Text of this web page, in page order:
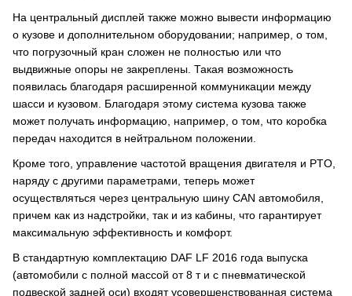
На центральный дисплей также можно вывести информацию
о кузове и дополнительном оборудовании; например, о том,
что погрузочный кран сложен не полностью или что
выдвижные опоры не закреплены. Такая возможность
появилась благодаря расширенной коммуникации между
шасси и кузовом. Благодаря этому система кузова также
может получать информацию, например, о том, что коробка
передач находится в нейтральном положении.
Кроме того, управление частотой вращения двигателя и PTO,
наряду с другими параметрами, теперь может
осуществляться через центральную шину CAN автомобиля,
причем как из надстройки, так и из кабины, что гарантирует
максимальную эффективность и комфорт.
В стандартную комплектацию DAF LF 2016 года выпуска
(автомобили с полной массой от 8 т и с пневматической
подвеской задней оси) входят усовершенствованная система